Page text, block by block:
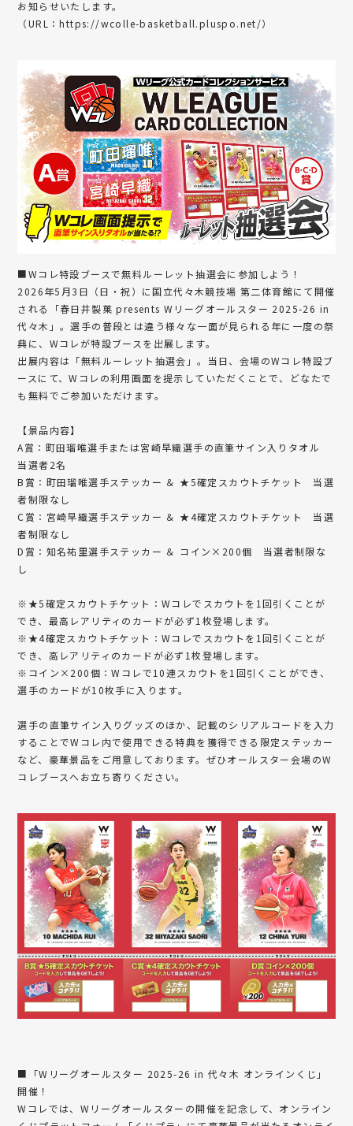
お知らせいたします。
（URL：https://wcolle-basketball.pluspo.net/）
■Wコレ特設ブースで無料ルーレット抽選会に参加しよう！
2026年5月3日（日・祝）に国立代々木競技場 第二体育館にて開催
される「春日井製菓 presents Wリーグオールスター 2025-26 in
代々木」。選手の普段とは違う様々な一面が見られる年に一度の祭
典に、Wコレが特設ブースを出展します。
出展内容は「無料ルーレット抽選会」。当日、会場のWコレ特設ブ
ースにて、Wコレの利用画面を提示していただくことで、どなたで
も無料でご参加いただけます。
【景品内容】
A賞：町田瑠唯選手または宮崎早織選手の直筆サイン入りタオル
当選者2名
B賞：町田瑠唯選手ステッカー ＆ ★5確定スカウトチケット 当選
者制限なし
C賞：宮崎早織選手ステッカー ＆ ★4確定スカウトチケット 当選
者制限なし
D賞：知名祐里選手ステッカー ＆ コイン×200個 当選者制限な
し
※★5確定スカウトチケット：Wコレでスカウトを1回引くことが
でき、最高レアリティのカードが必ず1枚登場します。
※★4確定スカウトチケット：Wコレでスカウトを1回引くことが
でき、高レアリティのカードが必ず1枚登場します。
※コイン×200個：Wコレで10連スカウトを1回引くことができ、
選手のカードが10枚手に入ります。
選手の直筆サイン入りグッズのほか、記載のシリアルコードを入力
することでWコレ内で使用できる特典を獲得できる限定ステッカー
など、豪華景品をご用意しております。ぜひオールスター会場のW
コレブースへお立ち寄りください。
■「Wリーグオールスター 2025-26 in 代々木 オンラインくじ」
開催！
Wコレでは、Wリーグオールスターの開催を記念して、オンライン